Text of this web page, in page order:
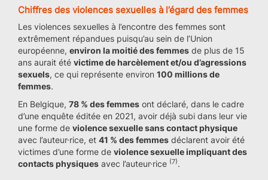
Chiffres des violences sexuelles à l’égard des femmes
Les violences sexuelles à l’encontre des femmes sont
extrêmement répandues puisqu’au sein de l’Union
européenne, environ la moitié des femmes de plus de 15
ans aurait été victime de harcèlement et/ou d’agressions
sexuels, ce qui représente environ 100 millions de
femmes.
En Belgique, 78 % des femmes ont déclaré, dans le cadre
d’une enquête éditée en 2021, avoir déjà subi dans leur vie
une forme de violence sexuelle sans contact physique
avec l’auteur·rice, et 41 % des femmes déclarent avoir été
victimes d’une forme de violence sexuelle impliquant des
contacts physiques avec l’auteur·rice (7).